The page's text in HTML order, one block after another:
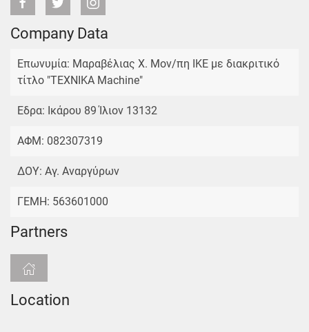
Company Data
Επωνυμία: Μαραβέλιας Χ. Μον/πη ΙΚΕ με διακριτικό
τίτλο "TEXNIKA Machine"
Εδρα: Ικάρου 89 Ίλιον 13132
ΑΦΜ: 082307319
ΔΟΥ: Αγ. Αναργύρων
ΓΕΜΗ: 563601000
Partners
Location